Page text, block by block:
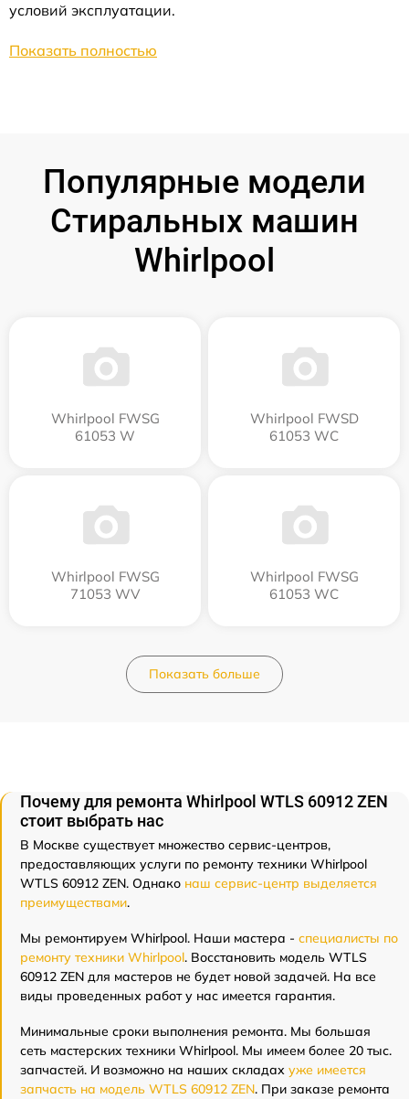
условий эксплуатации.
Показать полностью
Популярные модели
Стиральных машин
Whirlpool
Whirlpool FWSG
61053 W
Whirlpool FWSD
61053 WC
Whirlpool FWSG
71053 WV
Whirlpool FWSG
61053 WC
Показать больше
Почему для ремонта Whirlpool WTLS 60912 ZEN
стоит выбрать нас
В Москве существует множество сервис-центров,
предоставляющих услуги по ремонту техники Whirlpool
WTLS 60912 ZEN. Однако наш сервис-центр выделяется
преимуществами.
Мы ремонтируем Whirlpool. Наши мастера - специалисты по
ремонту техники Whirlpool. Восстановить модель WTLS
60912 ZEN для мастеров не будет новой задачей. На все
виды проведенных работ у нас имеется гарантия.
Минимальные сроки выполнения ремонта. Мы большая
сеть мастерских техники Whirlpool. Мы имеем более 20 тыс.
запчастей. И возможно на наших складах уже имеется
запчасть на модель WTLS 60912 ZEN. При заказе ремонта